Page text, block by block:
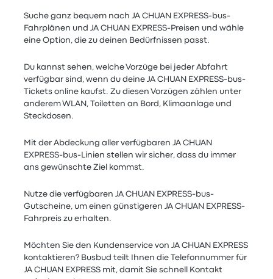
Suche ganz bequem nach JA CHUAN EXPRESS-bus-
Fahrplänen und JA CHUAN EXPRESS-Preisen und wähle
eine Option, die zu deinen Bedürfnissen passt.
Du kannst sehen, welche Vorzüge bei jeder Abfahrt
verfügbar sind, wenn du deine JA CHUAN EXPRESS-bus-
Tickets online kaufst. Zu diesen Vorzügen zählen unter
anderem WLAN, Toiletten an Bord, Klimaanlage und
Steckdosen.
Mit der Abdeckung aller verfügbaren JA CHUAN
EXPRESS-bus-Linien stellen wir sicher, dass du immer
ans gewünschte Ziel kommst.
Nutze die verfügbaren JA CHUAN EXPRESS-bus-
Gutscheine, um einen günstigeren JA CHUAN EXPRESS-
Fahrpreis zu erhalten.
Möchten Sie den Kundenservice von JA CHUAN EXPRESS
kontaktieren? Busbud teilt Ihnen die Telefonnummer für
JA CHUAN EXPRESS mit, damit Sie schnell Kontakt